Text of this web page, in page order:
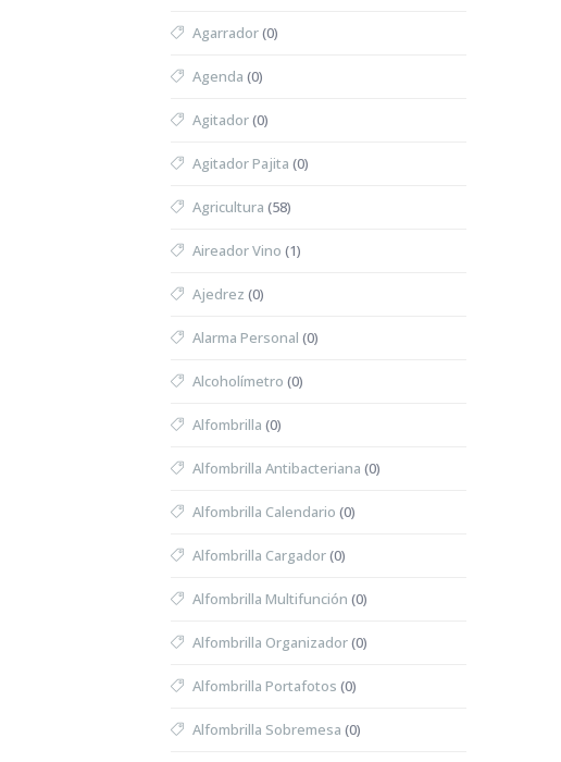
Agarrador(0)
Agenda (0)
Agitador(0)
Agitador Pajita (0)
Agricultura (58)
Aireador Vino (1)
Ajedrez (0)
Alarma Personal (0)
Alcoholímetro (0)
Alfombrilla (0)
Alfombrilla Antibacteriana (0)
Alfombrilla Calendario (0)
Alfombrilla Cargador(0)
Alfombrilla Multifunción (0)
Alfombrilla Organizador(0)
Alfombrilla Portafotos (0)
Alfombrilla Sobremesa (0)